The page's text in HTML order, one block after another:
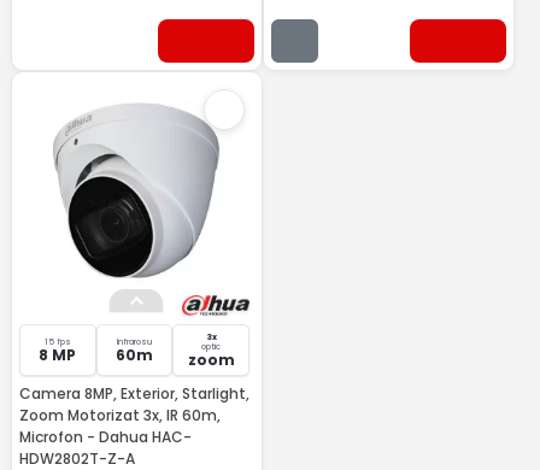
15 fps
8 MP
Infrarosu
60m
3x
optic
zoom
Camera 8MP, Exterior, Starlight,
Zoom Motorizat 3x, IR 60m,
Microfon - Dahua HAC-
HDW2802T-Z-A